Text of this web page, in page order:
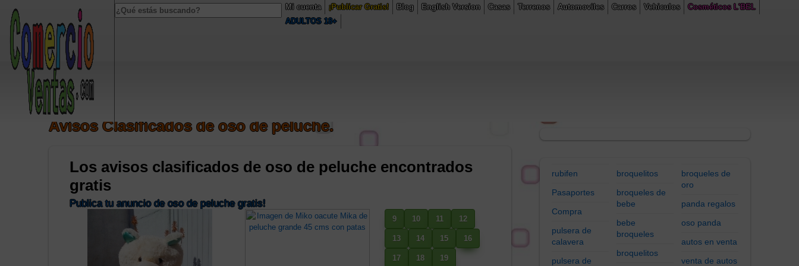
Notice : Undefined index: popUp in/home/u461468646/domains/comercioventas.com/public_html/buscadorWeb/model.php
Notice : Undefined index: HTTP_ACCEPT_LANGUAGE in
Avisos Clasificados de oso de peluche.
Mi cuenta ¡Publicar Gratis! Blog English Version Casas Terrenos Automoviles Carros Vehiculos
Cosméticos L'BEL
ADULTOS 18+
Los avisos clasificados de oso de peluche encontrados
gratis
Publica tu anuncio de oso de peluche gratis!
9 10 11 12
13 14 15 16
17 18 19
rubifen
Pasaportes
Compra
pulsera de
calavera
pulsera de
broquelitos
broqueles de
bebe
bebe
broqueles
broquelitos
broqueles de
oro
panda regalos
oso panda
autos en venta
venta de autos